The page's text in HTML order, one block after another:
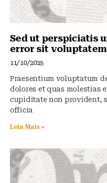
Sed ut perspiciatis
error sit
11/10/2025
Praesentium voluptatum
dolores et quas molestias
cupiditate non provident,
officia
Leia Mais »